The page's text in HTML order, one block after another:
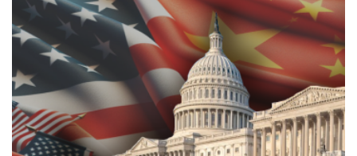
Utility
신문
고
홈
이용
약관
개인
정보
처리
방침
저작
권
정책
이메
일주
소무
단수